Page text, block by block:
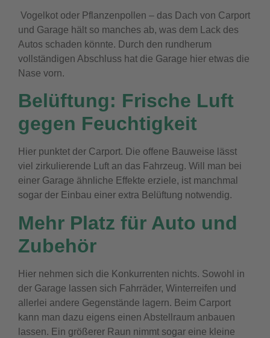
Vogelkot oder Pflanzenpollen – das Dach von Carport
und Garage hält so manches ab, was dem Lack des
Autos schaden könnte. Durch den rundherum
vollständigen Abschluss hat die Garage hier etwas die
Nase vorn.
Belüftung: Frische Luft
gegen Feuchtigkeit
Hier punktet der Carport. Die offene Bauweise lässt
viel zirkulierende Luft an das Fahrzeug. Will man bei
einer Garage ähnliche Effekte erziele, ist manchmal
sogar der Einbau einer extra Belüftung notwendig.
Mehr Platz für Auto und
Zubehör
Hier nehmen sich die Konkurrenten nichts. Sowohl in
der Garage lassen sich Fahrräder, Winterreifen und
allerlei andere Gegenstände lagern. Beim Carport
kann man dazu eigens einen Abstellraum anbauen
lassen. Ein größerer Raun nimmt sogar eine kleine